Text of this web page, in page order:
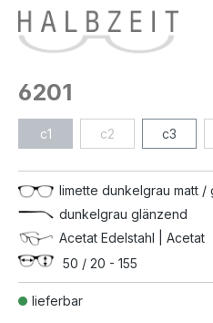
lieferbar
6201
c1 c2 c3
limette dunkelgrau matt /
dunkelgrau glänzend
Acetat Edelstahl | Acetat
50 / 20 - 155